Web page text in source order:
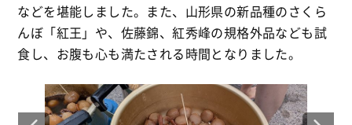
などを堪能しました。また、山形県の新品種のさくら
んぼ「紅王」や、佐藤錦、紅秀峰の規格外品なども試
食し、お腹も心も満たされる時間となりました。